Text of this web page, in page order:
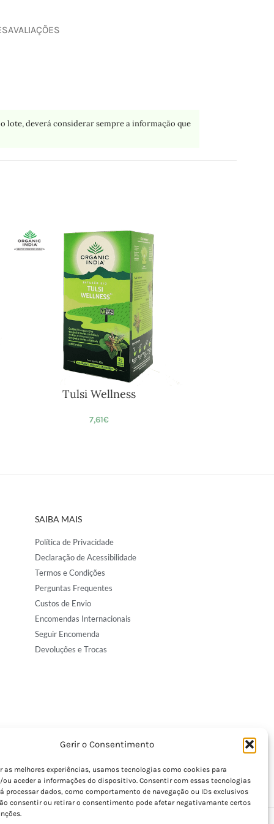
Gerir o Consentimento
as melhores experiências, usamos tecnologias como cookies para
ou aceder a informações do dispositivo. Consentir com essas tecnologias
processar dados, como comportamento de navegação ou IDs exclusivos
consentir ou retirar o consentimento pode afetar negativamante certos
AVALIAÇÕES
deverá considerar sempre a informação que
Tulsi Wellness
7,61€
SAIBA MAIS
Política de Privacidade
Declaração de Acessibilidade
Termos e Condições
Perguntas Frequentes
Custos de Envio
Encomendas Internacionais
Seguir Encomenda
Devoluções e Trocas